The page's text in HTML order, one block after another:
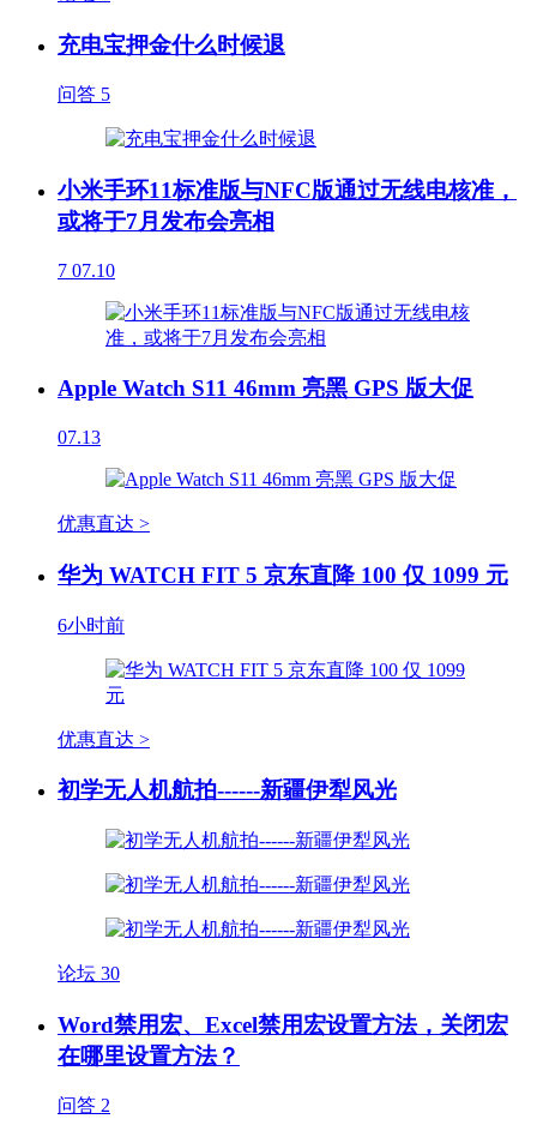
充电宝押金什么时候退
问答 5
小米手环11标准版与NFC版通过无线电核准，
或将于7月发布会亮相
7 07.10
Apple Watch S11 46mm 亮黑 GPS 版大促
07.13
优惠直达 >
华为 WATCH FIT 5 京东直降 100 仅 1099 元
6小时前
优惠直达 >
初学无人机航拍------新疆伊犁风光
论坛 30
Word禁用宏、Excel禁用宏设置方法，关闭宏
在哪里设置方法？
问答 2